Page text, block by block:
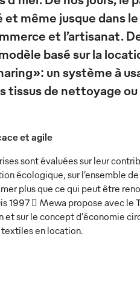
même jusque dans
et l’artisanat.
basé sur la
un système à
tissus de nettoyage
et agile
sont évaluées sur leur
écologique, sur l’ensemble
plus que ce qui peut être
 Mewa propose avec le
sur le concept d’économie
en location.